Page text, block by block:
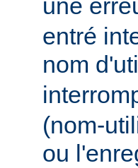
une
entré
nom
(nom-
ou